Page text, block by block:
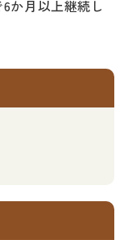
か月以上継続し